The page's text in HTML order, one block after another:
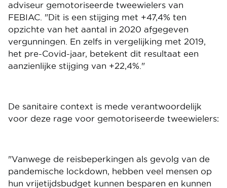
adviseur gemotoriseerde tweewielers van
FEBIAC. "Dit is een stijging met +47,4% ten
opzichte van het aantal in 2020 afgegeven
vergunningen. En zelfs in vergelijking met 2019,
het pre-Covid-jaar, betekent dit resultaat een
aanzienlijke stijging van +22,4%."
De sanitaire context is mede verantwoordelijk
voor deze rage voor gemotoriseerde tweewielers:
"Vanwege de reisbeperkingen als gevolg van de
pandemische lockdown, hebben veel mensen op
hun vrijetijdsbudget kunnen besparen en kunnen